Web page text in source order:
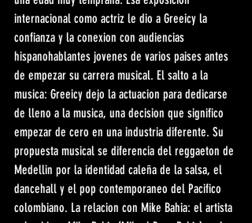
internacional como actriz le dio a Greeicy la
confianza y la conexion con audiencias
hispanohablantes jovenes de varios paises antes
de empezar su carrera musical. El salto a la
musica: Greeicy dejo la actuacion para dedicarse
de lleno a la musica, una decision que significo
empezar de cero en una industria diferente. Su
propuesta musical se diferencia del reggaeton de
Medellin por la identidad caleña de la salsa, el
dancehall y el pop contemporaneo del Pacifico
colombiano. La relacion con Mike Bahia: el artista